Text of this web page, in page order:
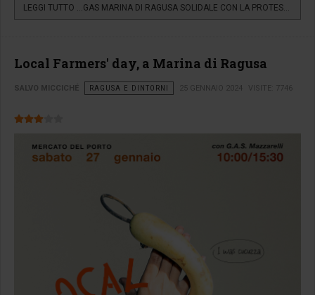
LEGGI TUTTO …GAS MARINA DI RAGUSA SOLIDALE CON LA PROTESTA...
Local Farmers' day, a Marina di Ragusa
SALVO MICCICHÉ RAGUSA E DINTORNI 25 GENNAIO 2024 VISITE: 7746
Valutazione attuale: